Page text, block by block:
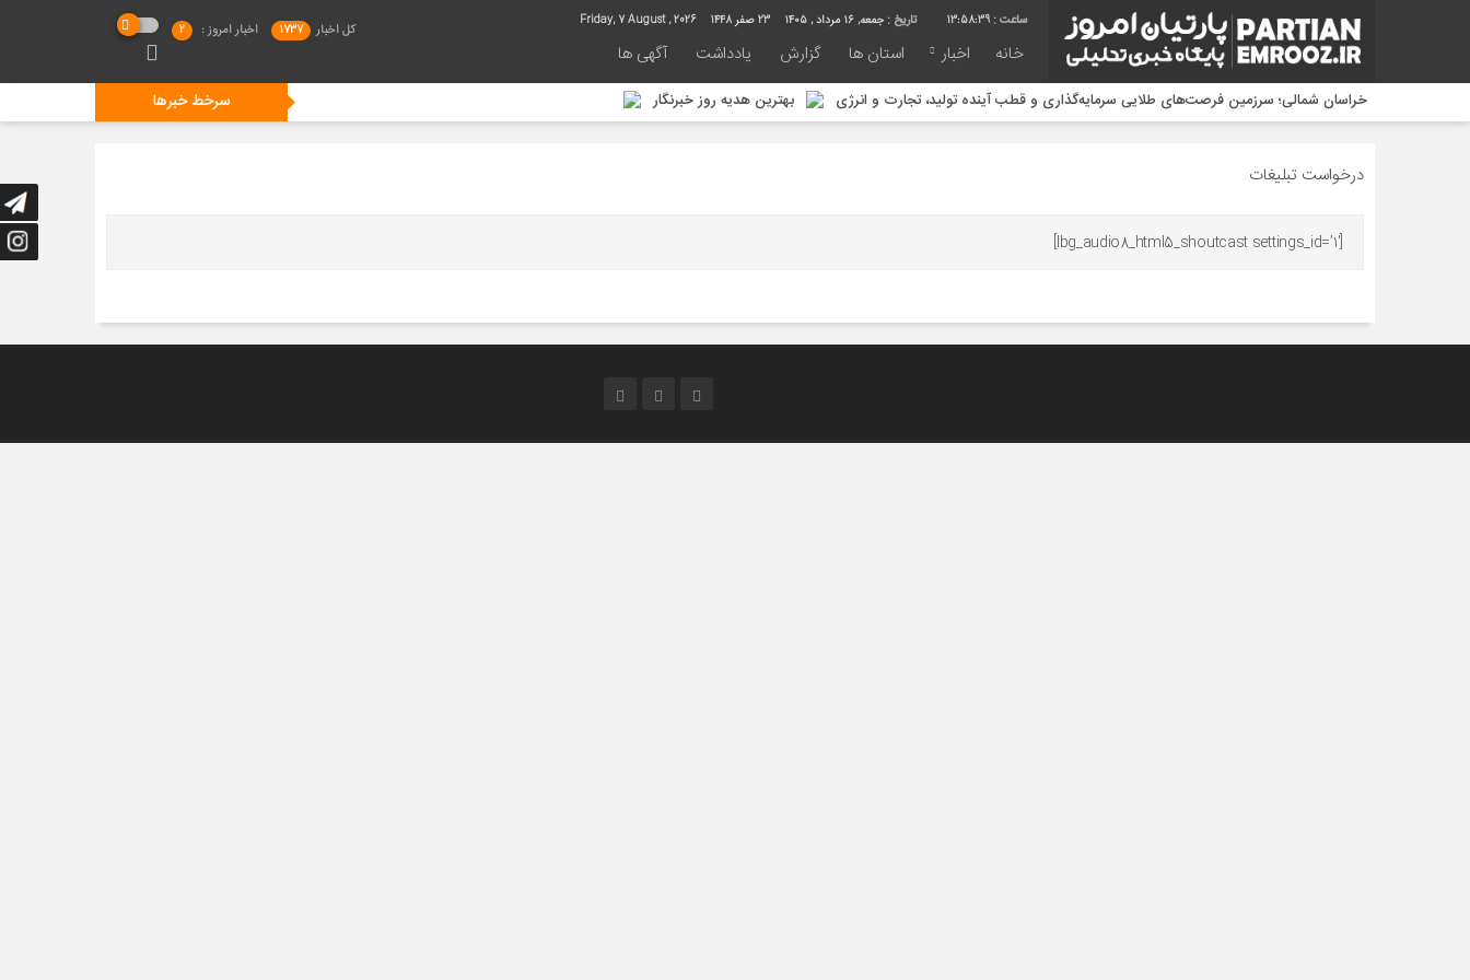
13:58:39 تاریخ : جمعه, ۱۶ مرداد , ۱۴۰۵ 23 صفر 1448
خانه اخبار استان ها گزارش یادداشت آگهی ها
کل اخبار 1737 اخبار امروز : 2
سرخط خبرها خراسان شمالی؛ سرزمین فرصت‌های طلایی سرمایه‌گذاری و قطب آینده تولید، تجارت و انرژی
بهترین هدیه روز خبرنگار
رشد ۲۱ درصدی صدور مجوز رسانه‌ها در خراسان شمالی / فعالیت ۱۳ رسانه جدید در ۴ ماه نخست سال
فراخوان ملی جشنواره هنری «نسل امید» در خراسان شمالی؛ رقابت هنرمندان با محوریت خانواده و جوانی جمعیت
درخواست تبلیغات
[lbg_audio8_html5_shoutcast settings_id=’1′]